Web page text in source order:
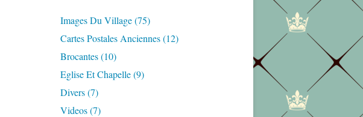
Images Du Village(75)
Cartes Postales Anciennes(12)
Brocantes(10)
Eglise Et Chapelle(9)
Divers(7)
Videos(7)